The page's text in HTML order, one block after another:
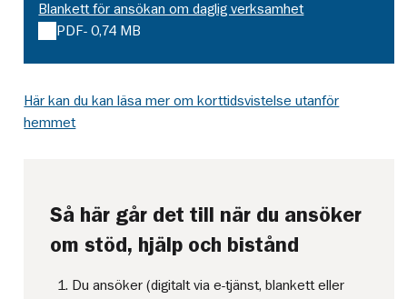
Blankett för ansökan om daglig verksamhet
PDF- 0,74 MB
Här kan du kan läsa mer om korttidsvistelse utanför
hemmet
Så här går det till när du ansöker
om stöd, hjälp och bistånd
Du ansöker (digitalt via e-tjänst, blankett eller